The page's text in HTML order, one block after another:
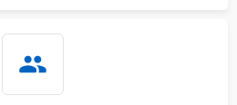
1800 ₽